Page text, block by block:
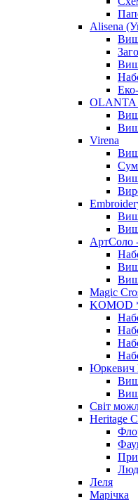
Alisena
OLANTA
Virena
АртСоло
Magic
KOMOD
Юркевич
Світ
Heritage
Леля
Марічка